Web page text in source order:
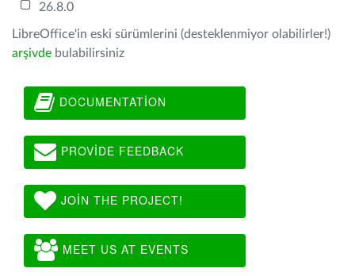
26.8.0
LibreOffice'in eski sürümlerini (desteklenmiyor olabilirler!)
arşivde bulabilirsiniz
DOCUMENTATION
PROVIDE FEEDBACK
JOIN THE PROJECT!
MEET US AT EVENTS